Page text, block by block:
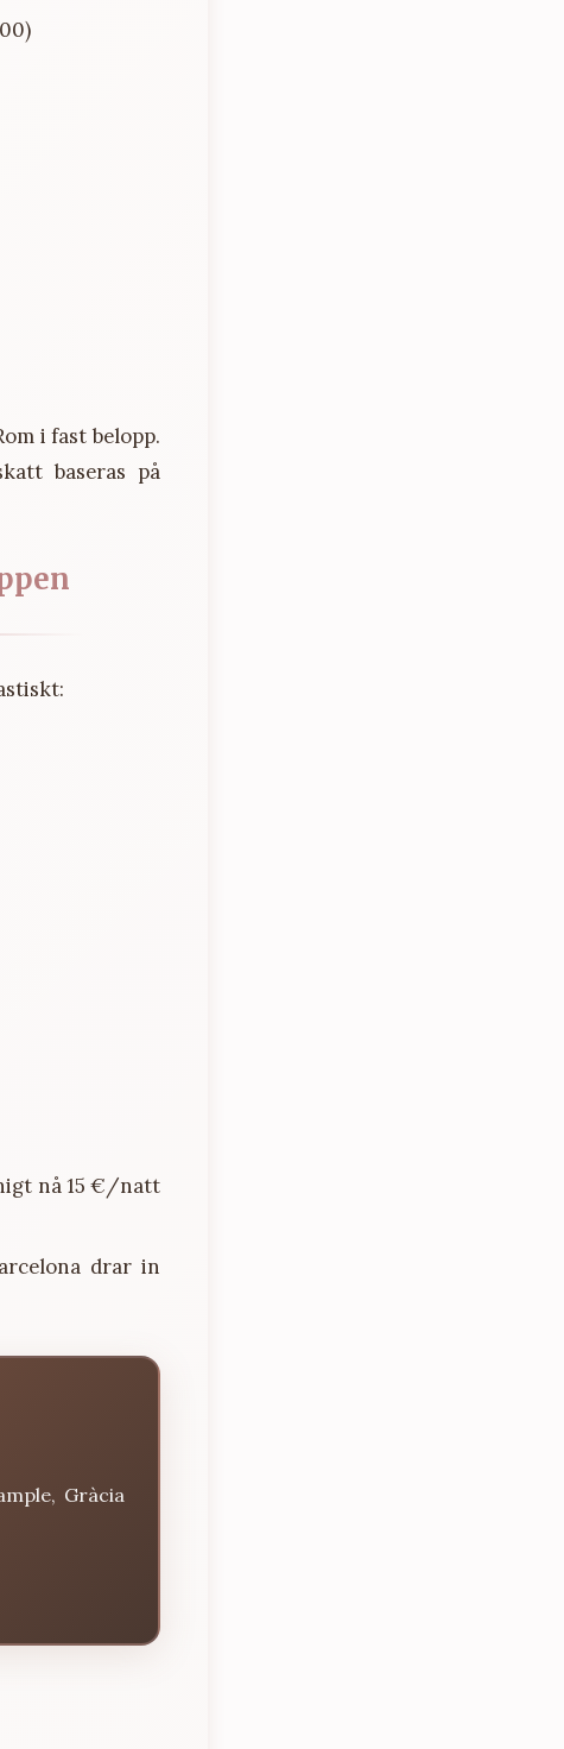
i fast belopp.
baseras på
nå 15 €/natt
drar in
Gràcia